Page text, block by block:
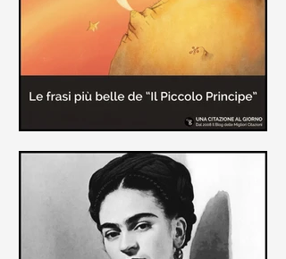
vita ad appena 30 anni (...)
Le frasi più belle de "Il piccolo
principe" di Antoine de Saint-
Exupèry
Raccolta delle frasi più belle del
Piccolo Principe che trasmettono il